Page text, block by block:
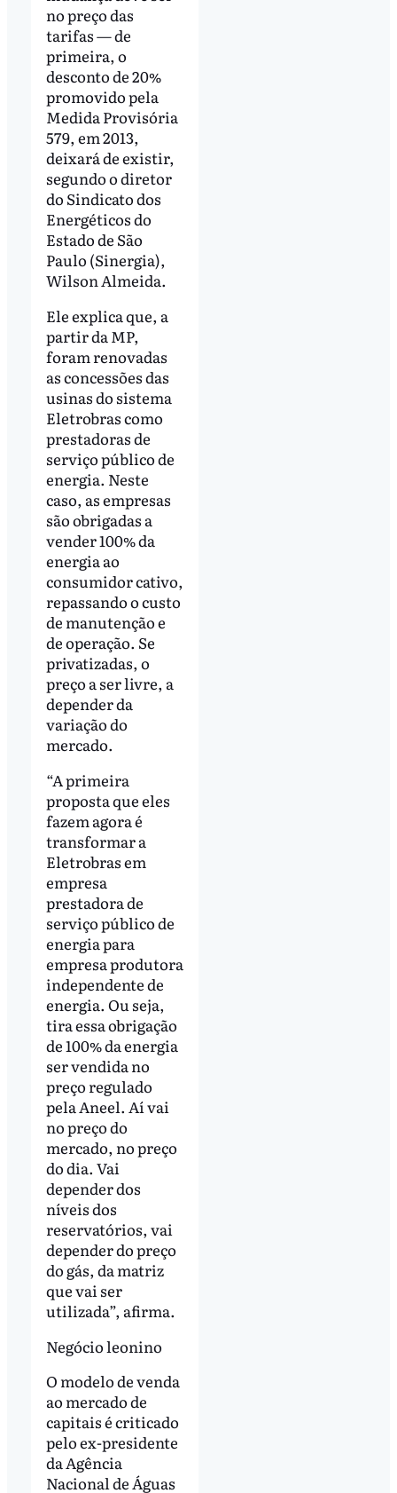
no preço das
tarifas — de
primeira, o
desconto de 20%
promovido pela
Medida Provisória
579, em 2013,
deixará de existir,
segundo o diretor
do Sindicato dos
Energéticos do
Estado de São
Paulo (Sinergia),
Wilson Almeida.
Ele explica que, a
partir da MP,
foram renovadas
as concessões das
usinas do sistema
Eletrobras como
prestadoras de
serviço público de
energia. Neste
caso, as empresas
são obrigadas a
vender 100% da
energia ao
consumidor cativo,
repassando o custo
de manutenção e
de operação. Se
privatizadas, o
preço a ser livre, a
depender da
variação do
mercado.
“A primeira
proposta que eles
fazem agora é
transformar a
Eletrobras em
empresa
prestadora de
serviço público de
energia para
empresa produtora
independente de
energia. Ou seja,
tira essa obrigação
de 100% da energia
ser vendida no
preço regulado
pela Aneel. Aí vai
no preço do
mercado, no preço
do dia. Vai
depender dos
níveis dos
reservatórios, vai
depender do preço
do gás, da matriz
que vai ser
utilizada”, afirma.
Negócio leonino
O modelo de venda
ao mercado de
capitais é criticado
pelo ex-presidente
da Agência
Nacional de Águas